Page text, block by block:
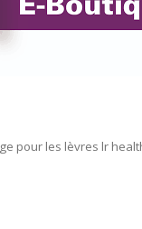
pour les lèvres lr